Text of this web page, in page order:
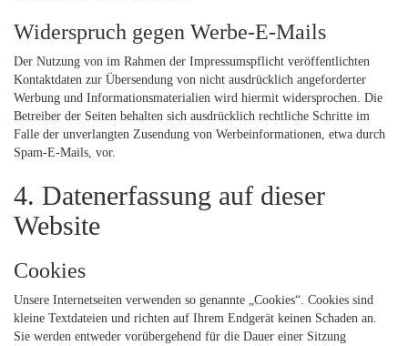
Widerspruch gegen Werbe-E-Mails
Der Nutzung von im Rahmen der Impressumspflicht veröffentlichten
Kontaktdaten zur Übersendung von nicht ausdrücklich angeforderter
Werbung und Informationsmaterialien wird hiermit widersprochen. Die
Betreiber der Seiten behalten sich ausdrücklich rechtliche Schritte im
Falle der unverlangten Zusendung von Werbeinformationen, etwa durch
Spam-E-Mails, vor.
4. Datenerfassung auf dieser
Website
Cookies
Unsere Internetseiten verwenden so genannte „Cookies“. Cookies sind
kleine Textdateien und richten auf Ihrem Endgerät keinen Schaden an.
Sie werden entweder vorübergehend für die Dauer einer Sitzung